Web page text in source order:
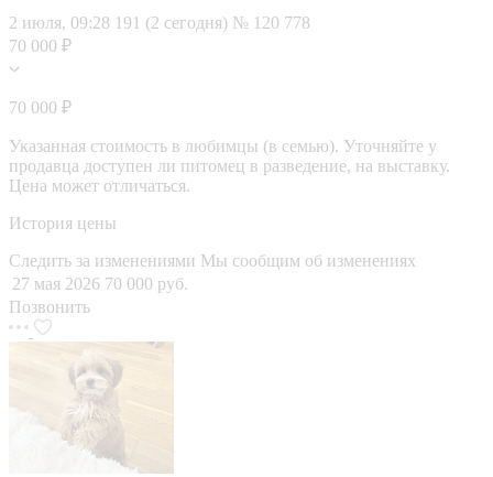
2 июля, 09:28 191 (2 сегодня) № 120 778
70 000 ₽
70 000 ₽
Указанная стоимость в любимцы (в семью). Уточняйте у
продавца доступен ли питомец в разведение, на выставку.
Цена может отличаться.
История цены
Следить за изменениями Мы сообщим об изменениях
27 мая 2026 70 000 руб.
Позвонить